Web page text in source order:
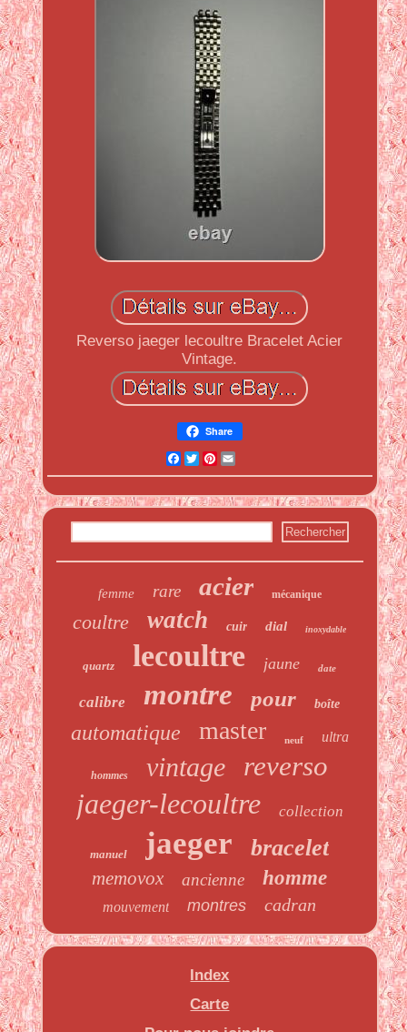
Reverso jaeger lecoultre Bracelet Acier
Vintage.
Share
Facebook
Twitter
Pinterest
Email
femme rare acier mécanique
coultre watch cuir dial inoxydable
quartz lecoultre jaune date
calibre montre pour boîte
automatique master neuf ultra
hommes vintage reverso
jaeger-lecoultre collection
manuel jaeger bracelet
memovox ancienne homme
mouvement montres cadran
Index
Carte